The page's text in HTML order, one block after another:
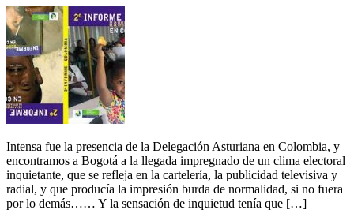
Intensa fue la presencia de la Delegación Asturiana en Colombia, y
encontramos a Bogotá a la llegada impregnado de un clima electoral
inquietante, que se refleja en la cartelería, la publicidad televisiva y
radial, y que producía la impresión burda de normalidad, si no fuera
por lo demás…… Y la sensación de inquietud tenía que […]